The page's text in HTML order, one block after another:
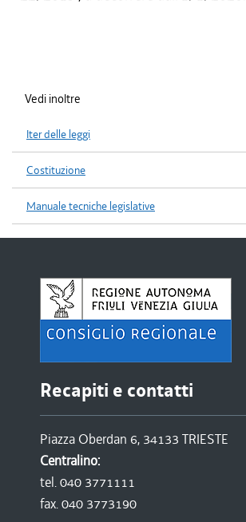
Vedi inoltre
Iter delle leggi
Costituzione
Manuale tecniche legislative
Recapiti e contatti
Piazza Oberdan 6, 34133 TRIESTE
Centralino:
tel. 040 3771111
fax. 040 3773190